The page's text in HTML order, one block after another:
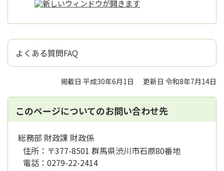
よくある質問FAQ
掲載日 平成30年6月1日 更新日 令和8年7月14日
このページについてのお問い合わせ先
総務部 財政課 財政係
住所： 〒377-8501 群馬県渋川市石原80番地
電話： 0279-22-2414